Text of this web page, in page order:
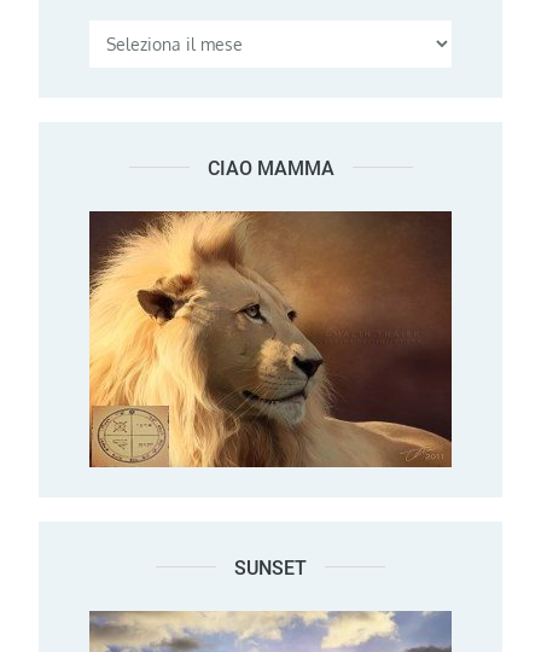
CIAO MAMMA
SUNSET